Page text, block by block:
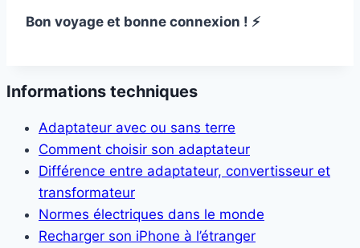
Bon voyage et bonne connexion ! ⚡
Informations techniques
Adaptateur avec ou sans terre
Comment choisir son adaptateur
Différence entre adaptateur, convertisseur et
transformateur
Normes électriques dans le monde
Recharger son iPhone à l’étranger